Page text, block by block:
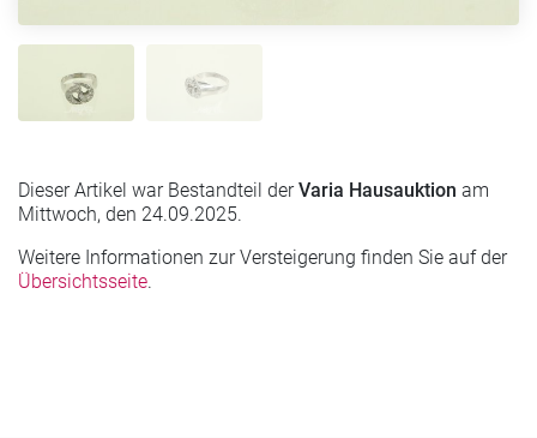
Dieser Artikel war Bestandteil derVaria Hausauktion am
Mittwoch, den 24.09.2025.
Weitere Informationen zur Versteigerung finden Sie auf der
Übersichtsseite.